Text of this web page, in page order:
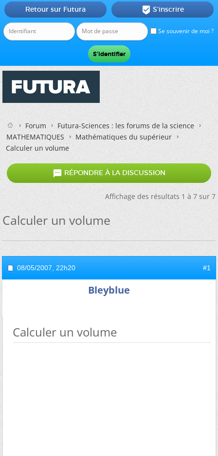
Se souvenir de moi ?
Retour sur Futura  S'inscrire
Forum
Futura-Sciences : les forums de la science
MATHEMATIQUES
Mathématiques du supérieur
Calculer un volume
 RÉPONDRE À LA DISCUSSION
Affichage des résultats 1 à 7 sur 7
Calculer un volume
08/05/2007, 22h20 #1
Bleyblue
Calculer un volume